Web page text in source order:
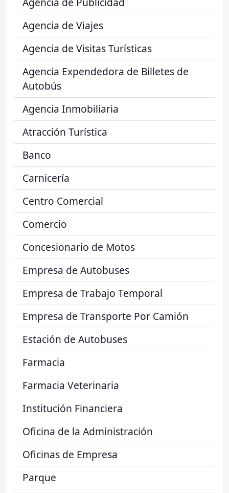
Agencia de Viajes
Agencia de Visitas Turísticas
Agencia Expendedora de Billetes de
Autobús
Agencia Inmobiliaria
Atracción Turística
Banco
Carnicería
Centro Comercial
Comercio
Concesionario de Motos
Empresa de Autobuses
Empresa de Trabajo Temporal
Empresa de Transporte Por Camión
Estación de Autobuses
Farmacia
Farmacia Veterinaria
Institución Financiera
Oficina de la Administración
Oficinas de Empresa
Parque